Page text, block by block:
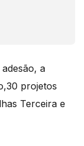
a
projetos
Terceira e